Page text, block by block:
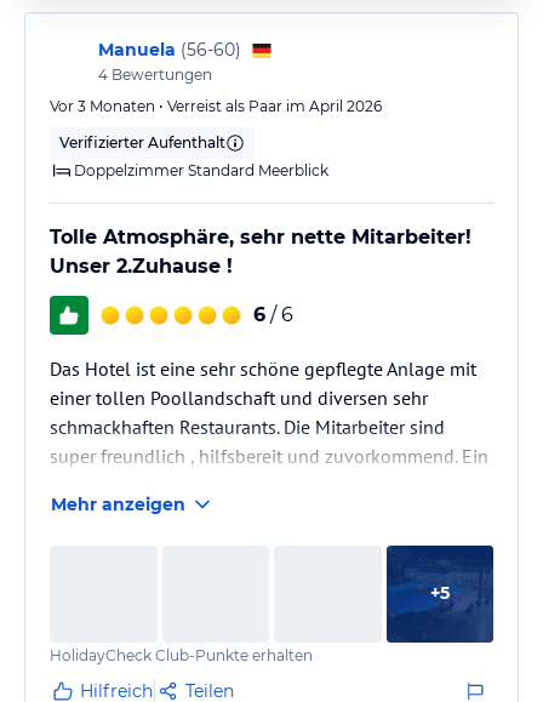
Manuela (56-60)
4 Bewertungen
Vor 3 Monaten • Verreist als Paar im April 2026
Verifizierter Aufenthalt
Doppelzimmer Standard Meerblick
Tolle Atmosphäre, sehr nette Mitarbeiter!
Unser 2.Zuhause !
6 / 6
Das Hotel ist eine sehr schöne gepflegte Anlage mit
einer tollen Poollandschaft und diversen sehr
schmackhaften Restaurants. Die Mitarbeiter sind
super freundlich , hilfsbereit und zuvorkommend. Ein
Mehr anzeigen
+5
HolidayCheck Club-Punkte erhalten
Hilfreich Teilen